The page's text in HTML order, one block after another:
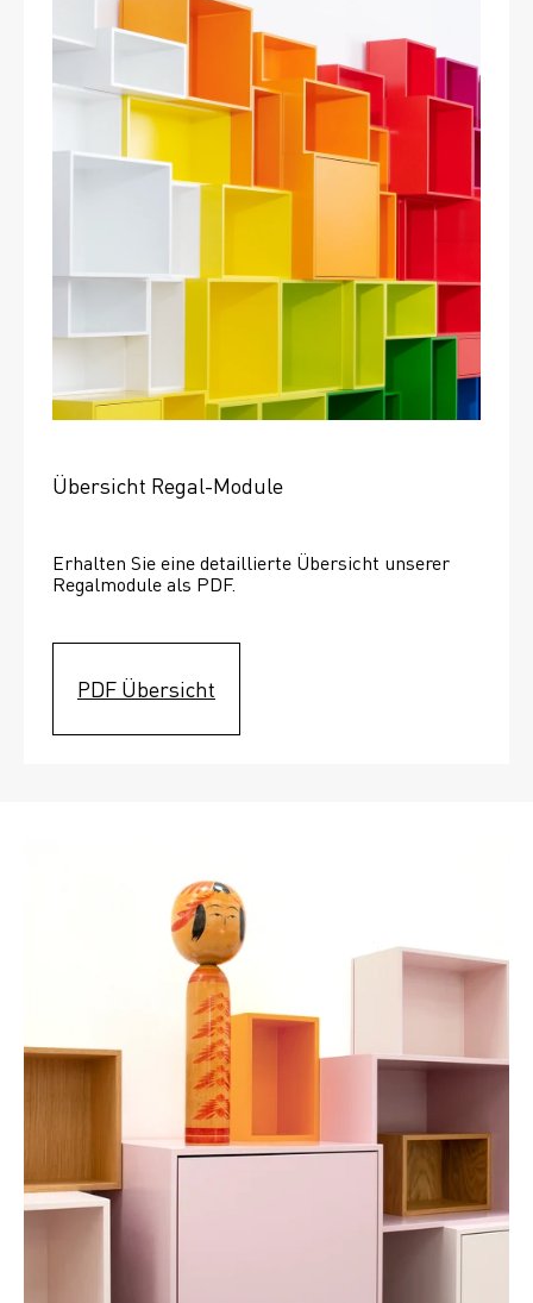
Übersicht Regal-Module
Erhalten Sie eine detaillierte Übersicht unserer
Regalmodule als PDF.
PDF Übersicht